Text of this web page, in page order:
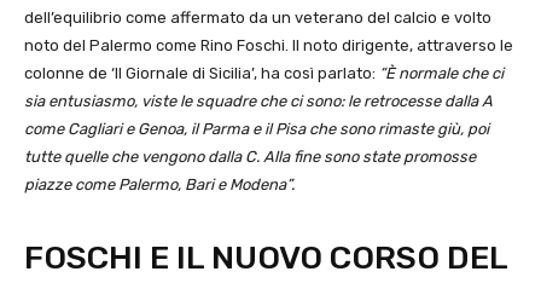
dell’equilibrio come affermato da un veterano del calcio e volto
noto del Palermo come Rino Foschi. Il noto dirigente, attraverso le
colonne de ‘Il Giornale di Sicilia’, ha così parlato: “È normale che ci
sia entusiasmo, viste le squadre che ci sono: le retrocesse dalla A
come Cagliari e Genoa, il Parma e il Pisa che sono rimaste giù, poi
tutte quelle che vengono dalla C. Alla fine sono state promosse
piazze come Palermo, Bari e Modena”.
FOSCHI E IL NUOVO CORSO DEL